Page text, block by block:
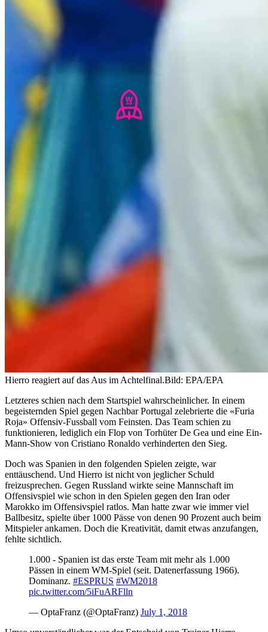
Hierro reagiert auf das Aus im Achtelfinal.Bild: EPA/EPA
Letzteres schien nach dem Startspiel wahrscheinlicher. In einem
begeisternden Spiel gegen Nachbar Portugal zelebrierte die «Furia
Roja» Offensiv-Fussball vom Feinsten. Das Team schien zu
funktionieren, lediglich ein Flop von Torhüter De Gea und eine Ein-
Mann-Show von Cristiano Ronaldo verhinderten den Sieg.
Doch was Spanien in den folgenden Spielen zeigte, war
enttäuschend. Und Hierro ist nicht von jeglicher Schuld
freizusprechen. Gegen Russland wirkte seine Mannschaft im
Offensivspiel wie schon in den Spielen gegen den Iran oder
Marokko im Offensivspiel ratlos. Man hatte zwar wie immer viel
Ballbesitz, spielte über 1000 Pässe von denen 90 Prozent auch beim
Mitspieler ankamen. Doch die Kreativität, damit etwas anzufangen,
fehlte sichtlich.
1.000 - Spanien ist das erste Team mit mehr als 1.000
Pässen in einem WM-Spiel (seit. Datenerfassung 1966).
Dominanz. #ESPRUS #WM2018
pic.twitter.com/5iFuARFlln
— OptaFranz (@OptaFranz) July 1, 2018